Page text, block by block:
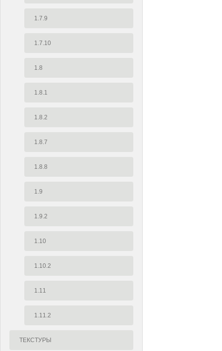
1.7.9
1.7.10
1.8
1.8.1
1.8.2
1.8.7
1.8.8
1.9
1.9.2
1.10
1.10.2
1.11
1.11.2
ТЕКСТУРЫ